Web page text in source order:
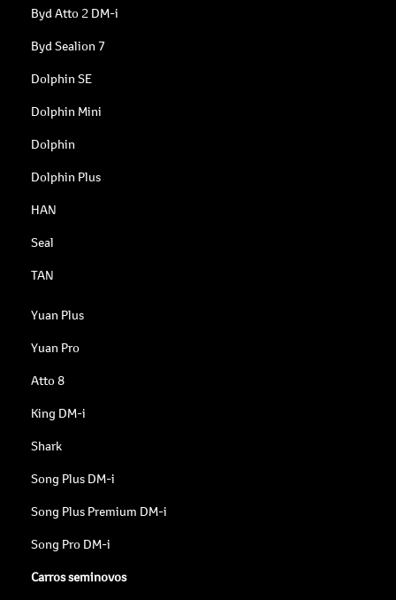
Byd Atto 2 DM-i
Byd Sealion 7
Dolphin SE
Dolphin Mini
Dolphin
Dolphin Plus
HAN
Seal
TAN
Yuan Plus
Yuan Pro
Atto 8
King DM-i
Shark
Song Plus DM-i
Song Plus Premium DM-i
Song Pro DM-i
Carros seminovos